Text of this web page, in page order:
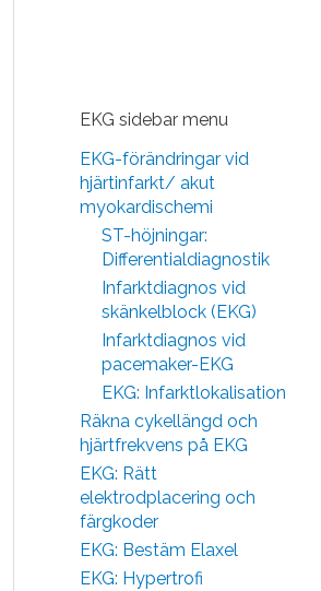
EKG sidebar menu
EKG-förändringar vid
hjärtinfarkt/ akut
myokardischemi
ST-höjningar:
Differentialdiagnostik
Infarktdiagnos vid
skänkelblock (EKG)
Infarktdiagnos vid
pacemaker-EKG
EKG: Infarktlokalisation
Räkna cykellängd och
hjärtfrekvens på EKG
EKG: Rätt
elektrodplacering och
färgkoder
EKG: Bestäm Elaxel
EKG: Hypertrofi